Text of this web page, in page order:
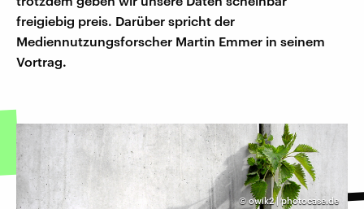
freigiebig preis. Darüber spricht der
Mediennutzungsforscher Martin Emmer in seinem
Vortrag.
©owik2 | photocase.de